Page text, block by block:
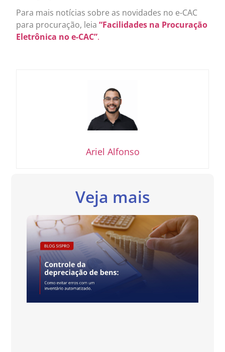
Para mais notícias sobre as novidades no e-CAC
para procuração, leia“Facilidades na Procuração
Eletrônica no e-CAC”.
Ariel Alfonso
Veja mais